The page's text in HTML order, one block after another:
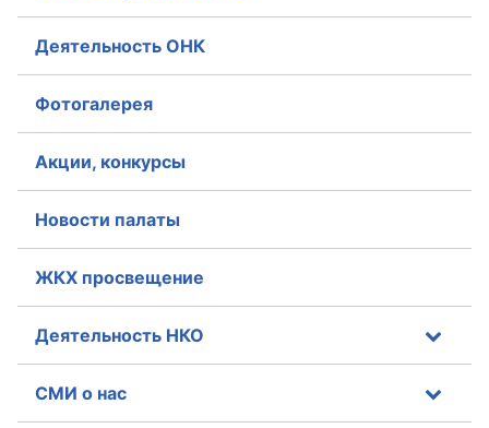
Деятельность ОНК
Фотогалерея
Акции, конкурсы
Новости палаты
ЖКХ просвещение
Деятельность НКО
СМИ о нас